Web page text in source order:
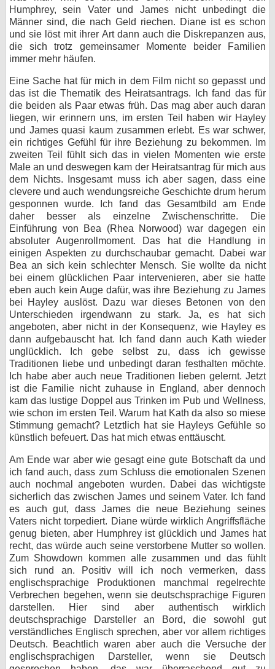
Humphrey, sein Vater und James nicht unbedingt die
Männer sind, die nach Geld riechen. Diane ist es schon
und sie löst mit ihrer Art dann auch die Diskrepanzen aus,
die sich trotz gemeinsamer Momente beider Familien
immer mehr häufen.
Eine Sache hat für mich in dem Film nicht so gepasst und
das ist die Thematik des Heiratsantrags. Ich fand das für
die beiden als Paar etwas früh. Das mag aber auch daran
liegen, wir erinnern uns, im ersten Teil haben wir Hayley
und James quasi kaum zusammen erlebt. Es war schwer,
ein richtiges Gefühl für ihre Beziehung zu bekommen. Im
zweiten Teil fühlt sich das in vielen Momenten wie erste
Male an und deswegen kam der Heiratsantrag für mich aus
dem Nichts. Insgesamt muss ich aber sagen, dass eine
clevere und auch wendungsreiche Geschichte drum herum
gesponnen wurde. Ich fand das Gesamtbild am Ende
daher besser als einzelne Zwischenschritte. Die
Einführung von Bea (Rhea Norwood) war dagegen ein
absoluter Augenrollmoment. Das hat die Handlung in
einigen Aspekten zu durchschaubar gemacht. Dabei war
Bea an sich kein schlechter Mensch. Sie wollte da nicht
bei einem glücklichen Paar intervenieren, aber sie hatte
eben auch kein Auge dafür, was ihre Beziehung zu James
bei Hayley auslöst. Dazu war dieses Betonen von den
Unterschieden irgendwann zu stark. Ja, es hat sich
angeboten, aber nicht in der Konsequenz, wie Hayley es
dann aufgebauscht hat. Ich fand dann auch Kath wieder
unglücklich. Ich gebe selbst zu, dass ich gewisse
Traditionen liebe und unbedingt daran festhalten möchte.
Ich habe aber auch neue Traditionen lieben gelernt. Jetzt
ist die Familie nicht zuhause in England, aber dennoch
kam das lustige Doppel aus Trinken im Pub und Wellness,
wie schon im ersten Teil. Warum hat Kath da also so miese
Stimmung gemacht? Letztlich hat sie Hayleys Gefühle so
künstlich befeuert. Das hat mich etwas enttäuscht.
Am Ende war aber wie gesagt eine gute Botschaft da und
ich fand auch, dass zum Schluss die emotionalen Szenen
auch nochmal angeboten wurden. Dabei das wichtigste
sicherlich das zwischen James und seinem Vater. Ich fand
es auch gut, dass James die neue Beziehung seines
Vaters nicht torpediert. Diane würde wirklich Angriffsfläche
genug bieten, aber Humphrey ist glücklich und James hat
recht, das würde auch seine verstorbene Mutter so wollen.
Zum Showdown kommen alle zusammen und das fühlt
sich rund an. Positiv will ich noch vermerken, dass
englischsprachige Produktionen manchmal regelrechte
Verbrechen begehen, wenn sie deutschsprachige Figuren
darstellen. Hier sind aber authentisch wirklich
deutschsprachige Darsteller an Bord, die sowohl gut
verständliches Englisch sprechen, aber vor allem richtiges
Deutsch. Beachtlich waren aber auch die Versuche der
englischsprachigen Darsteller, wenn sie Deutsch